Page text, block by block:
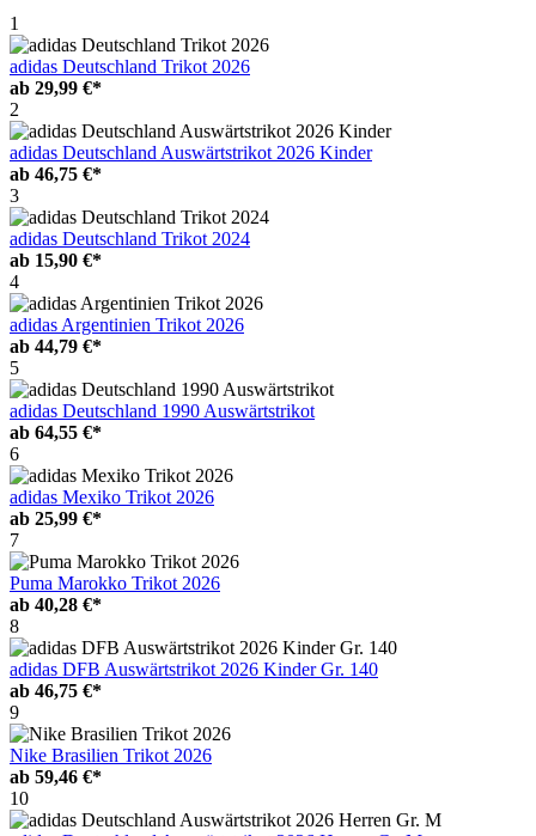
1
adidas Deutschland Trikot 2026
ab 29,99 €*
2
adidas Deutschland Auswärtstrikot 2026 Kinder
ab 46,75 €*
3
adidas Deutschland Trikot 2024
ab 15,90 €*
4
adidas Argentinien Trikot 2026
ab 44,79 €*
5
adidas Deutschland 1990 Auswärtstrikot
ab 64,55 €*
6
adidas Mexiko Trikot 2026
ab 25,99 €*
7
Puma Marokko Trikot 2026
ab 40,28 €*
8
adidas DFB Auswärtstrikot 2026 Kinder Gr. 140
ab 46,75 €*
9
Nike Brasilien Trikot 2026
ab 59,46 €*
10